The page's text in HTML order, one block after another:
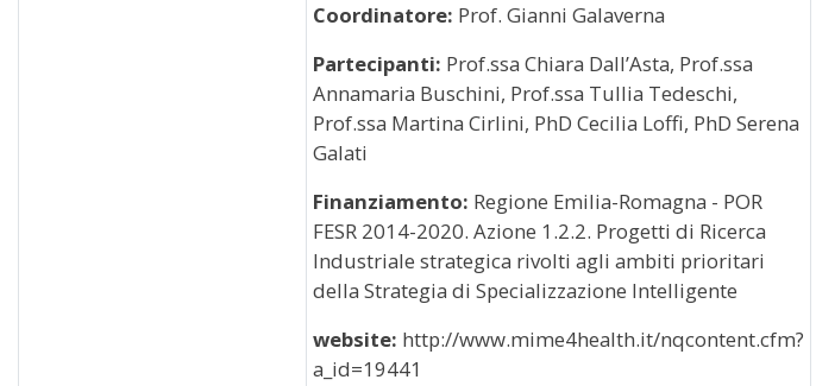
Coordinatore: Prof. Gianni Galaverna
Partecipanti: Prof.ssa Chiara Dall’Asta, Prof.ssa
Annamaria Buschini, Prof.ssa Tullia Tedeschi,
Prof.ssa Martina Cirlini, PhD Cecilia Loffi, PhD Serena
Galati
Finanziamento: Regione Emilia-Romagna - POR
FESR 2014-2020. Azione 1.2.2. Progetti di Ricerca
Industriale strategica rivolti agli ambiti prioritari
della Strategia di Specializzazione Intelligente
website: http://www.mime4health.it/nqcontent.cfm?
a_id=19441